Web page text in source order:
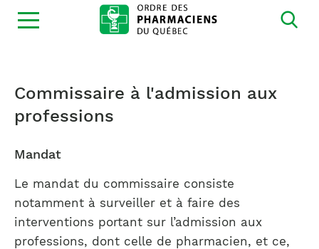
Ouvrir
la
Commissaire à l'admission aux
professions
Mandat
Le mandat du commissaire consiste
notamment à surveiller et à faire des
interventions portant sur l’admission aux
professions, dont celle de pharmacien, et ce,